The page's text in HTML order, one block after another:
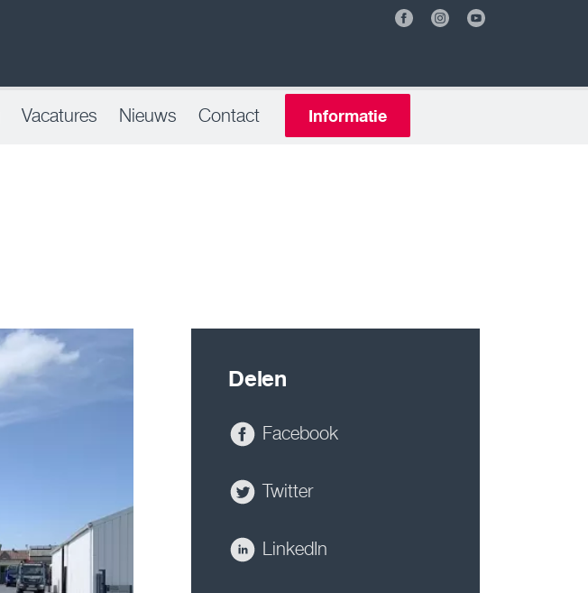
Vacatures Nieuws Contact Informatie
Delen
Facebook
Twitter
LinkedIn